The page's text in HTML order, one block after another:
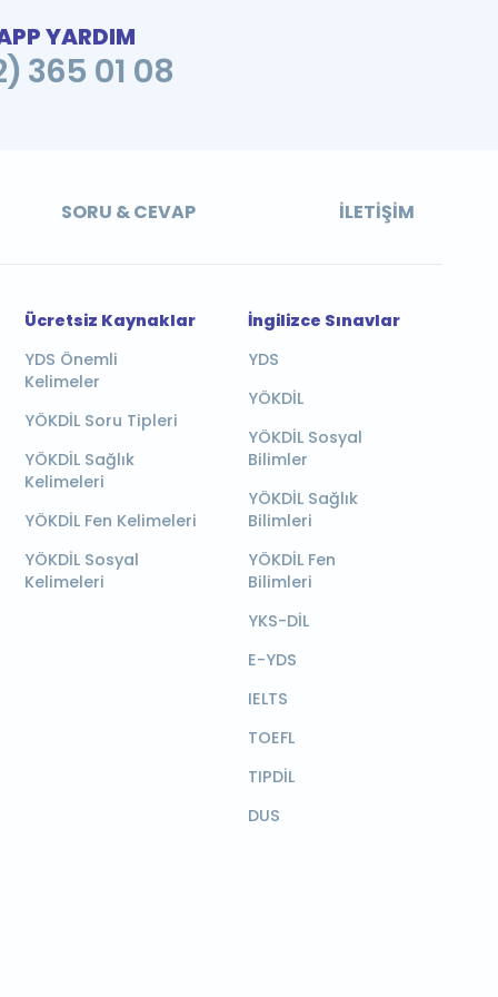
YARDIM
365 01 08
SORU & CEVAP İLETIŞIM
Ücretsiz Kaynaklar
YDS Önemli
Kelimeler
YÖKDİL Soru Tipleri
YÖKDİL Sağlık
Kelimeleri
YÖKDİL Fen Kelimeleri
YÖKDİL Sosyal
Kelimeleri
İngilizce Sınavlar
YDS
YÖKDİL
YÖKDİL Sosyal
Bilimler
YÖKDİL Sağlık
Bilimleri
YÖKDİL Fen
Bilimleri
YKS-DİL
E-YDS
IELTS
TOEFL
TIPDİL
DUS